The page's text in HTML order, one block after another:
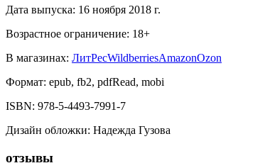
Дата выпуска: 16 ноября 2018 г.
Возрастное ограничение: 18+
В магазинах: ЛитРесWildberriesAmazonOzon
Формат: epub, fb2, pdfRead, mobi
ISBN: 978-5-4493-7991-7
Дизайн обложки: Надежда Гузова
отзывы